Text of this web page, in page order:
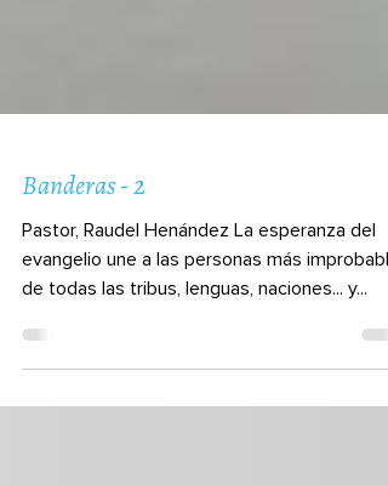
Banderas - 2
Pastor, Raudel Henández La esperanza del
evangelio une a las personas más